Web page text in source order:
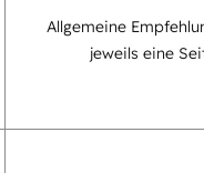
Allgemeine
jeweils eine